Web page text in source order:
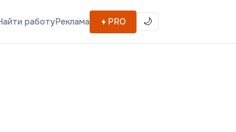
работуРеклама PRO 🌙